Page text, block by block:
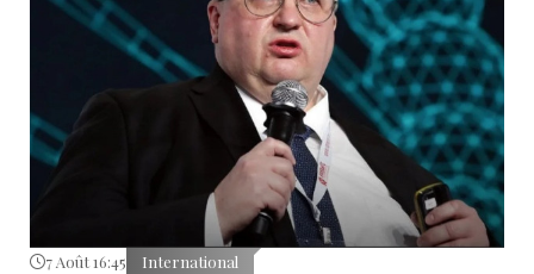
7 Août 16:45 International